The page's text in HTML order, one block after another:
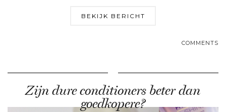
BEKIJK BERICHT
COMMENTS
Zijn dure conditioners beter dan
goedkopere?